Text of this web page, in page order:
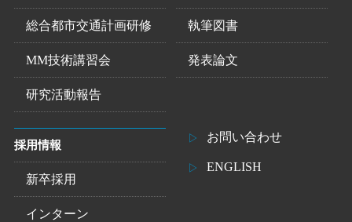
総合都市交通計画研修
MM技術講習会
研究活動報告
執筆図書
発表論文
採用情報
新卒採用
インターン
お問い合わせ
ENGLISH